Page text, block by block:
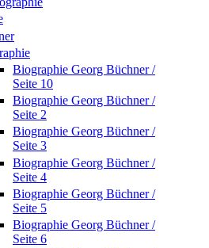
Biographie Georg Büchner /
Seite 10
Biographie Georg Büchner /
Seite 2
Biographie Georg Büchner /
Seite 3
Biographie Georg Büchner /
Seite 4
Biographie Georg Büchner /
Seite 5
Biographie Georg Büchner /
Seite 6